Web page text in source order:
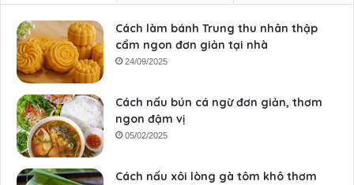
Cách làm bánh Trung thu nhân thập
cẩm ngon đơn giản tại nhà
24/09/2025
Cách nấu bún cá ngừ đơn giản, thơm
ngon đậm vị
05/02/2025
Cách nấu xôi lòng gà tôm khô thơm